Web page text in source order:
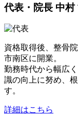
代表・院長 中村
資格取得後、整骨
市南区に開業。
勤務時代から幅広
識の向上に努め、
す。
詳細はこちら